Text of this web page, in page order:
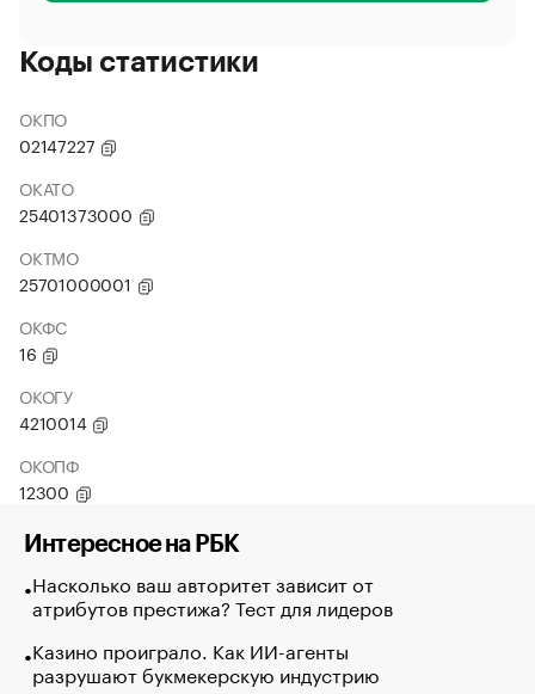
Коды статистики
ОКПО
02147227
ОКАТО
25401373000
ОКТМО
25701000001
ОКФС
16
ОКОГУ
4210014
ОКОПФ
12300
Интересное на РБК
Насколько ваш авторитет зависит от
атрибутов престижа? Тест для лидеров
Казино проиграло. Как ИИ-агенты
разрушают букмекерскую индустрию